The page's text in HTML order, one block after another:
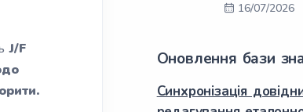
J/F
16/07/2026
Оновлення бази
Синхронізація